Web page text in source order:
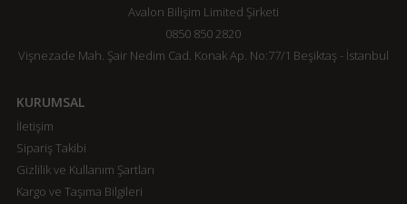
Avalon Bilişim Limited Şirketi
0850 850 2820
Vişnezade Mah. Şair Nedim Cad. Konak Ap. No:77/1 Beşiktaş - İstanbul
KURUMSAL
İletişim
Sipariş Takibi
Gizlilik ve Kullanım Şartları
Kargo ve Taşıma Bilgileri